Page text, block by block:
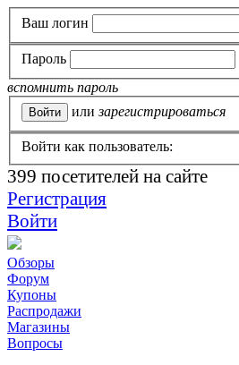
Ваш логин
Пароль
вспомнить пароль
или зарегистрироваться
Войти как пользователь:
399 посетителей на сайте
Регистрация
Войти
Обзоры
Форум
Купоны
Распродажи
Магазины
Вопросы